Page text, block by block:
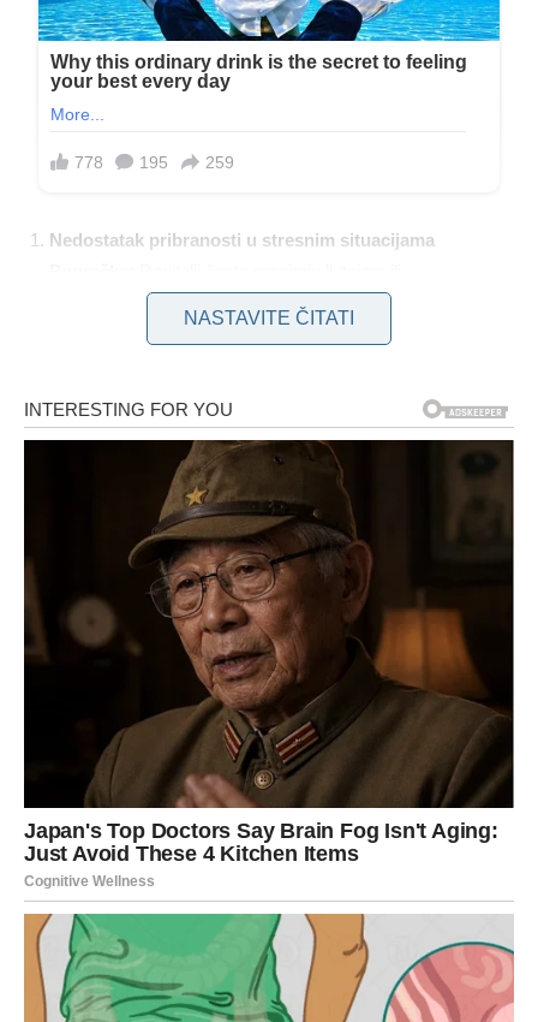
Nedostatak pribranosti u stresnim situacijama
razdraženošću kada su pod stresom, što može pogoršati
preuzimaju emocije od roditelja, pa smirenost može pomoći
u smanjenju napetosti i vraćanju kontrole.
Nedostak izbora
Roditelji često donose sve odluke za djecu, ne
dopuštajući im da sudjeluju u odabiru.
Pružite djeci izbor kada je to moguće. Umjesto da
im kažete što moraju nositi, pitajte ih: “Koju košulju biste
željeli obući?” Ovo im daje osjećaj kontrole i smanjuje otpor.
NASTAVITE ČITATI